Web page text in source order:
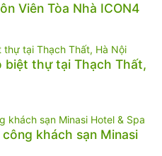
Viên Tòa Nhà ICON4
biệt thự tại Thạch Thất,
khách sạn Minasi